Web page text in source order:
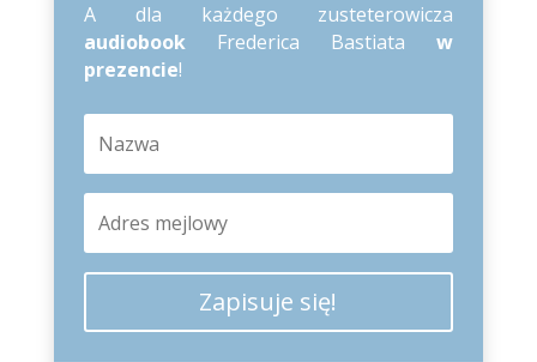
A dla każdego zusteterowicza
audiobookFrederica Bastiataw
prezencie!
Zapisuje się!